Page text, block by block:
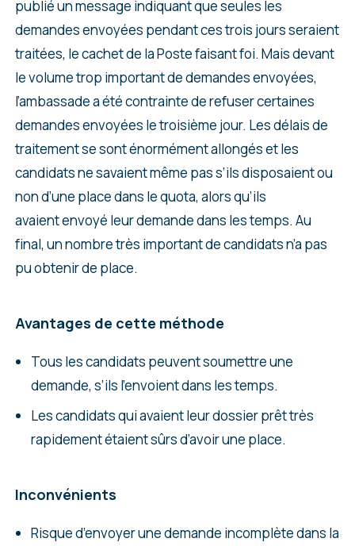
publié un message indiquant que seules les
demandes envoyées pendant ces trois jours seraient
traitées, le cachet de la Poste faisant foi. Mais devant
le volume trop important de demandes envoyées,
l’ambassade a été contrainte de refuser certaines
demandes envoyées le troisième jour. Les délais de
traitement se sont énormément allongés et les
candidats ne savaient même pas s’ils disposaient ou
non d’une place dans le quota, alors qu’ils
avaient envoyé leur demande dans les temps. Au
final, un nombre très important de candidats n’a pas
pu obtenir de place.
Avantages de cette méthode
Tous les candidats peuvent soumettre une
demande, s’ils l’envoient dans les temps.
Les candidats qui avaient leur dossier prêt très
rapidement étaient sûrs d’avoir une place.
Inconvénients
Risque d’envoyer une demande incomplète dans la